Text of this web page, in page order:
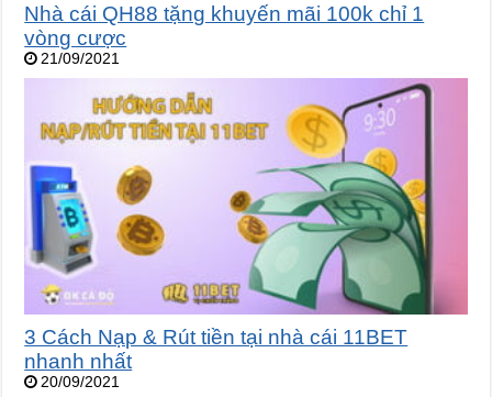
Nhà cái QH88 tặng khuyến mãi 100k chỉ 1
vòng cược
21/09/2021
3 Cách Nạp & Rút tiền tại nhà cái 11BET
nhanh nhất
20/09/2021